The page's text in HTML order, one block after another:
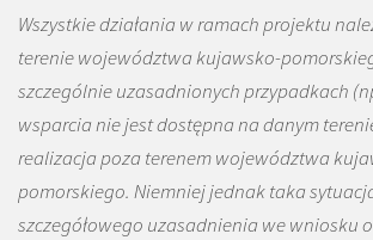
Wszystkie działania w ramach projektu
terenie województwa kujawsko-
szczególnie uzasadnionychprzypadkach
wsparcia nie jest dostępna na danym
realizacja poza terenem województwa
pomorskiego. Niemniej jednak taka
szczegółowego uzasadnienia we wniosku